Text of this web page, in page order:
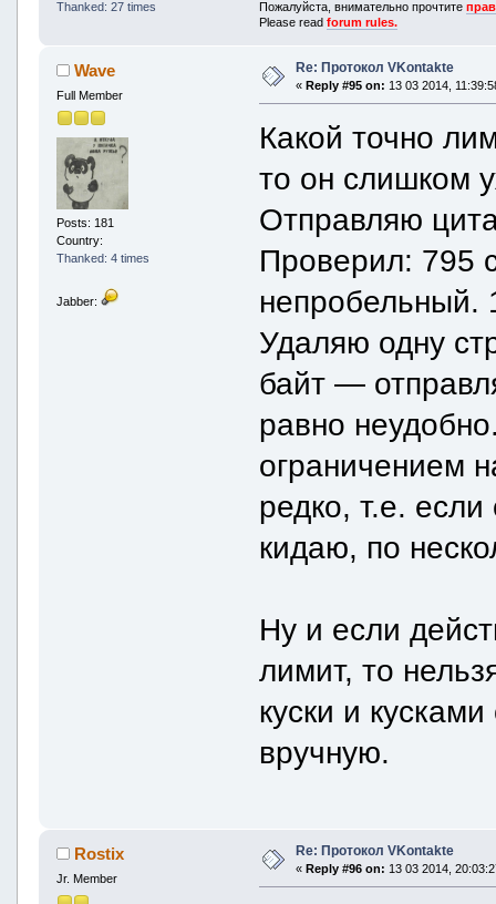
Thanked: 27 times
Пожалуйста, внимательно прочтите
Please readforum rules.
Wave
Full Member
Posts: 181
Country:
Thanked: 4 times
Jabber:
Re: Протокол VKontakte
« Reply #95 on: 13 03 2014,
Какой точно
то он слишком
Отправляю
Проверил: 795
непробельный.
Удаляю одну
байт —
равно
ограничением
редко, т.е.
кидаю, по
Ну и если
лимит, то
куски и
вручную.
Rostix
Jr. Member
Re: Протокол VKontakte
« Reply #96 on: 13 03 2014,